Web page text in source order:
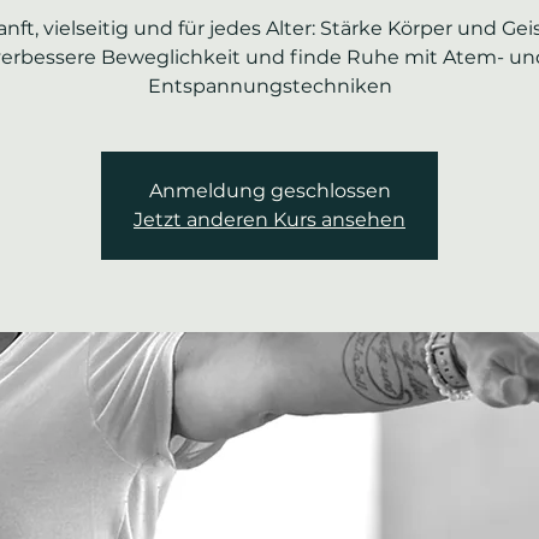
vielseitig und für jedes Alter: Stärke Körper und
Beweglichkeit und finde Ruhe mit Atem-
Entspannungstechniken
Anmeldung geschlossen
Jetzt anderen Kurs ansehen